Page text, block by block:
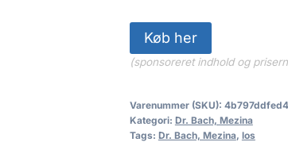
Køb her
(sponsoreret indhold og
Varenummer (SKU):
Kategori: Dr. Bach, Mezina
Tags: Dr. Bach, Mezina, los